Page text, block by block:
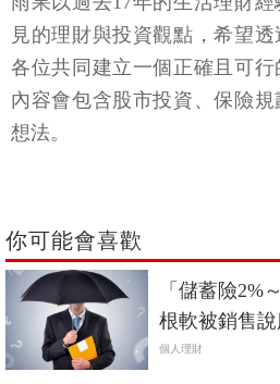
見的理財與投資觀點，希望
各位共同建立一個正確且可
內容會包含股市投資、保險
想法。
你可能會喜歡
「儲蓄險2%
根軟被銷售
億，還能保證
個人理財